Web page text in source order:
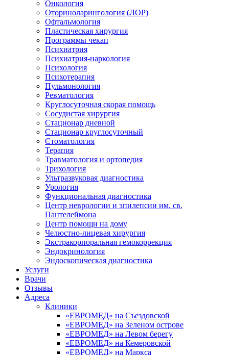
Онкология
Оториноларингология (ЛОР)
Офтальмология
Пластическая хирургия
Программы чекап
Психиатрия
Психиатрия-наркология
Психология
Психотерапия
Пульмонология
Ревматология
Круглосуточная скорая помощь
Сосудистая хирургия
Стационар дневной
Стационар круглосуточный
Стоматология
Терапия
Травматология и ортопедия
Трихология
Ультразвуковая диагностика
Урология
Функциональная диагностика
Центр неврологии и эпилепсии им. св.
Пантелеймона
Центр помощи на дому
Челюстно-лицевая хирургия
Экстракорпоральная гемокоррекция
Эндокринология
Эндоскопическая диагностика
Услуги
Врачи
Отзывы
Адреса
Клиники
«ЕВРОМЕД» на Съездовской
«ЕВРОМЕД» на Зеленом острове
«ЕВРОМЕД» на Левом берегу
«ЕВРОМЕД» на Кемеровской
«ЕВРОМЕД» на Маркса